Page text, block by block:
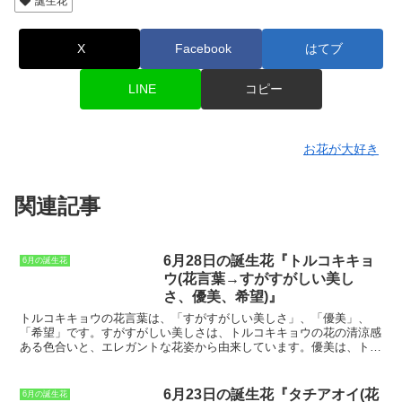
X Facebook はてブ
LINE コピー
お花が大好き
関連記事
6月の誕生花
6月28日の誕生花『トルコキキョ
ウ(花言葉→すがすがしい美し
さ、優美、希望)』
トルコキキョウの花言葉は、「すがすがしい美しさ」、「優美」、
「希望」です。すがすがしい美しさは、トルコキキョウの花の清涼感
ある色合いと、エレガントな花姿から由来しています。優美は、トル
トルコキキョウは、ギリシャ語の「トルコ」と「キキョウ」を組み合
6月の誕生花 6月23日の誕生花『タチアオイ(花